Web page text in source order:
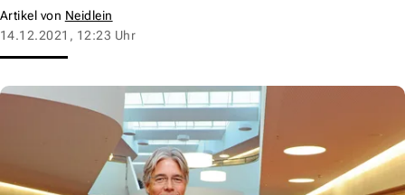
Artikel von Neidlein
14.12.2021, 12:23 Uhr